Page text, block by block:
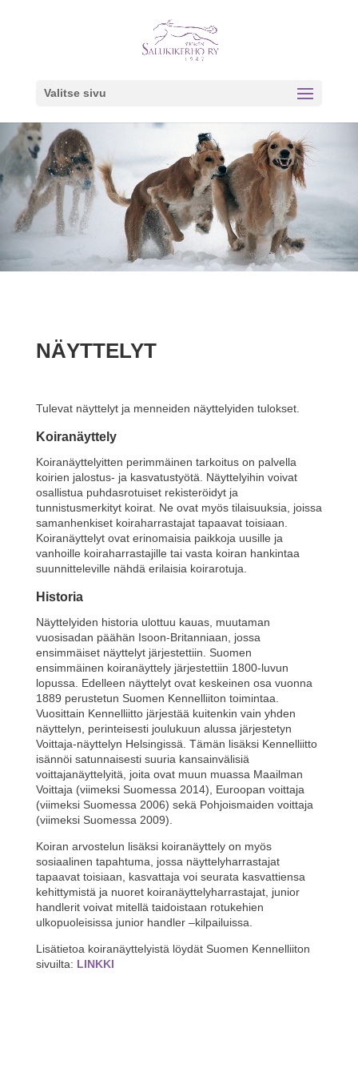
Valitse sivu
NÄYTTELYT
Tulevat näyttelyt ja menneiden näyttelyiden tulokset.
Koiranäyttely
Koiranäyttelyitten perimmäinen tarkoitus on palvella
koirien jalostus- ja kasvatustyötä. Näyttelyihin voivat
osallistua puhdasrotuiset rekisteröidyt ja
tunnistusmerkityt koirat. Ne ovat myös tilaisuuksia, joissa
samanhenkiset koiraharrastajat tapaavat toisiaan.
Koiranäyttelyt ovat erinomaisia paikkoja uusille ja
vanhoille koiraharrastajille tai vasta koiran hankintaa
suunnitteleville nähdä erilaisia koirarotuja.
Historia
Näyttelyiden historia ulottuu kauas, muutaman
vuosisadan päähän Isoon-Britanniaan, jossa
ensimmäiset näyttelyt järjestettiin. Suomen
ensimmäinen koiranäyttely järjestettiin 1800-luvun
lopussa. Edelleen näyttelyt ovat keskeinen osa vuonna
1889 perustetun Suomen Kennelliiton toimintaa.
Vuosittain Kennelliitto järjestää kuitenkin vain yhden
näyttelyn, perinteisesti joulukuun alussa järjestetyn
Voittaja-näyttelyn Helsingissä. Tämän lisäksi Kennelliitto
isännöi satunnaisesti suuria kansainvälisiä
voittajanäyttelyitä, joita ovat muun muassa Maailman
Voittaja (viimeksi Suomessa 2014), Euroopan voittaja
(viimeksi Suomessa 2006) sekä Pohjoismaiden voittaja
(viimeksi Suomessa 2009).
Koiran arvostelun lisäksi koiranäyttely on myös
sosiaalinen tapahtuma, jossa näyttelyharrastajat
tapaavat toisiaan, kasvattaja voi seurata kasvattiensa
kehittymistä ja nuoret koiranäyttelyharrastajat, junior
handlerit voivat mitellä taidoistaan rotukehien
ulkopuoleisissa junior handler –kilpailuissa.
Lisätietoa koiranäyttelyistä löydät Suomen Kennelliiton
sivuilta: LINKKI